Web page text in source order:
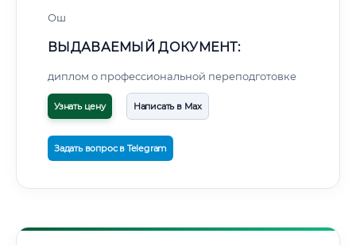
Ош
ВЫДАВАЕМЫЙ ДОКУМЕНТ:
диплом о профессиональной переподготовке
Узнать цену Написать в Max
Задать вопрос в Telegram